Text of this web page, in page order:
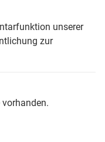
unserer
zur